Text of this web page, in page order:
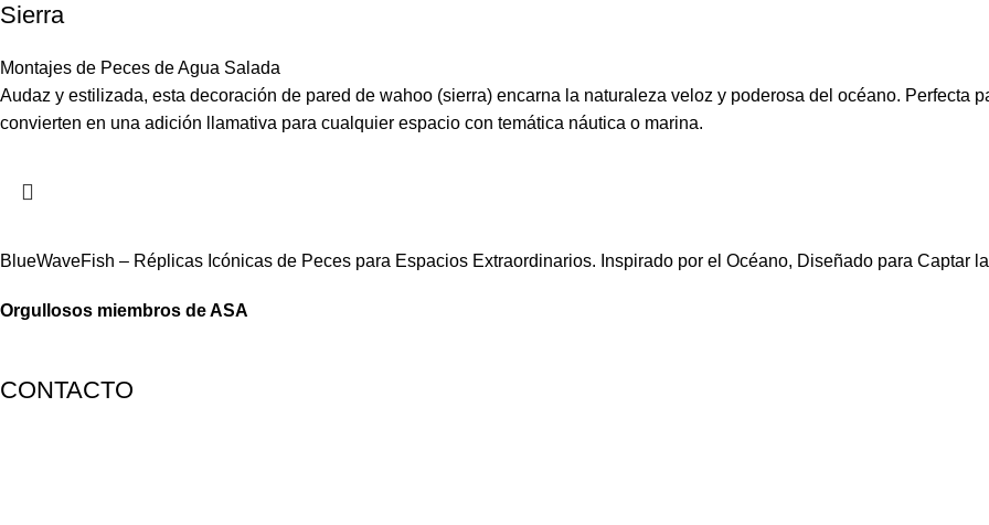
Sierra
Montajes de Peces de Agua Salada
Audaz y estilizada, esta decoración de pared de wahoo (sierra) encarna la naturaleza veloz y poderosa del océano. Perfecta
convierten en una adición llamativa para cualquier espacio con temática náutica o marina.
BlueWaveFish – Réplicas Icónicas de Peces para Espacios Extraordinarios. Inspirado por el Océano, Diseñado para Captar
Orgullosos miembros de ASA
CONTACTO